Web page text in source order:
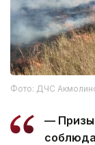
Фото: ДЧС
—